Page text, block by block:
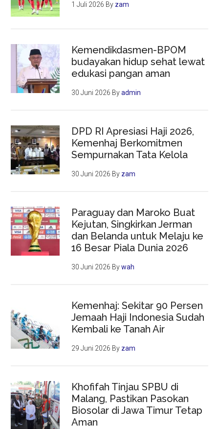
1 Juli 2026 By zam
Kemendikdasmen-BPOM
budayakan hidup sehat lewat
edukasi pangan aman
30 Juni 2026 Byadmin
DPD RI Apresiasi Haji 2026,
Kemenhaj Berkomitmen
Sempurnakan Tata Kelola
30 Juni 2026 By zam
Paraguay dan Maroko Buat
Kejutan, Singkirkan Jerman
dan Belanda untuk Melaju ke
16 Besar Piala Dunia 2026
30 Juni 2026 Bywah
Kemenhaj: Sekitar 90 Persen
Jemaah Haji Indonesia Sudah
Kembali ke Tanah Air
29 Juni 2026 By zam
Khofifah Tinjau SPBU di
Malang, Pastikan Pasokan
Biosolar di Jawa Timur Tetap
Aman